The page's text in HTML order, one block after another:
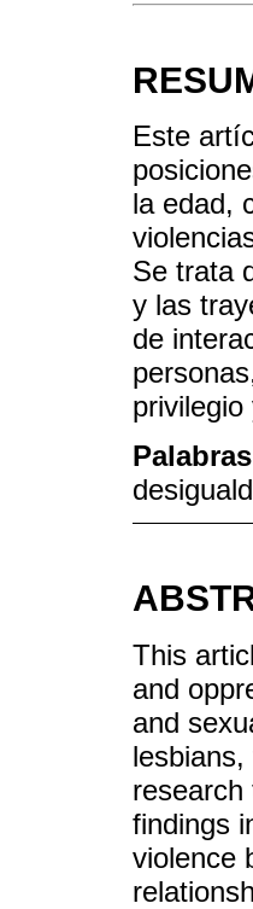
Este
la edad,
Se trata
y las
de
privilegio
This
and
and
research
findings
violence